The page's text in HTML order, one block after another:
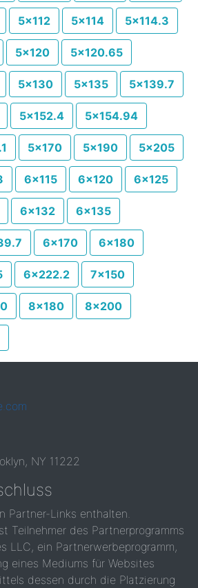
5x112 5x114 5x114.3
5x120 5x120.65
5x130 5x135 5x139.7
5x152.4 5x154.94
5x170 5x190 5x205
6x115 6x120 6x125
6x132 6x135
6x170 6x180
6x222.2 7x150
8x180 8x200
NY 11222
Partner-Links enthalten.
Teilnehmer des Partnerprogramms
LLC, ein Partnerwerbeprogramm,
eines Mediums für Websites
dessen durch die Platzierung